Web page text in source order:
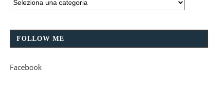
FOLLOW ME
Facebook